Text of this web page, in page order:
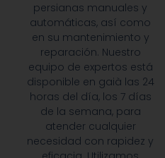
persianas manuales y
automáticas, así como
en su mantenimiento y
reparación. Nuestro
equipo de expertos está
disponible en gaià las 24
horas del día, los 7 días
de la semana, para
atender cualquier
necesidad con rapidez y